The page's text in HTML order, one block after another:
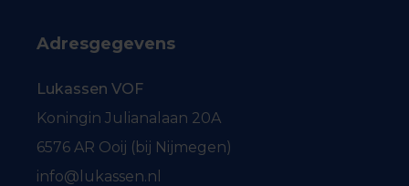
Adresgegevens
Lukassen VOF
Koningin Julianalaan 20A
6576 AR Ooij (bij Nijmegen)
info@lukassen.nl